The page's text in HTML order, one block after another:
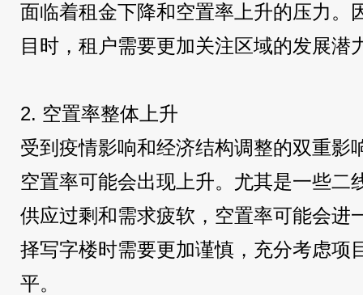
面临着租金下降和空置率上升的压力。
目时，租户需要更加关注区域的发展潜
2. 空置率整体上升
受到疫情影响和经济结构调整的双重影
空置率可能会出现上升。尤其是一些二
供应过剩和需求疲软，空置率可能会进
择写字楼时需要更加谨慎，充分考虑项
平。